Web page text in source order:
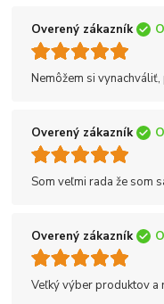
Overený zákazník
Nemôžem si
Overený zákazník
Som veľmi rada že som
Overený zákazník
Veľký výber produktov a